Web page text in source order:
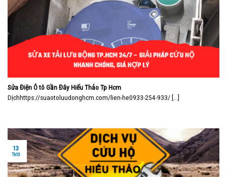
Sửa Điện Ô tô Gần Đây Hiếu Thảo Tp Hcm
Dịchhttps://suaotoluudonghcm.com/lien-he0933-254-933/ [...]
13
Th10